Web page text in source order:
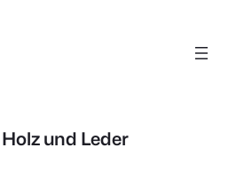
Holz und Leder